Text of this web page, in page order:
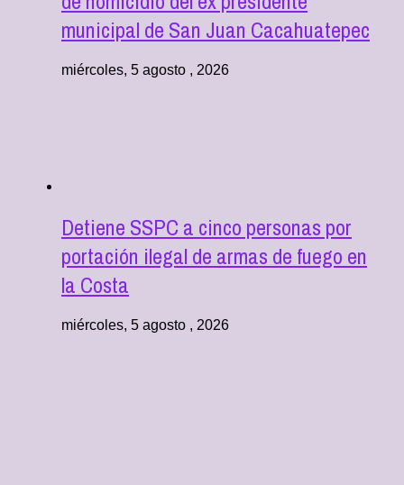
municipal de San Juan Cacahuatepec
miércoles, 5 agosto , 2026
Detiene SSPC a cinco personas por
portación ilegal de armas de fuego en
la Costa
miércoles, 5 agosto , 2026